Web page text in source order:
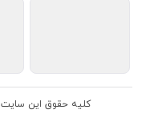
اتحادیه ناشران و کتابفروشان تهران
معتبری از کتاب های حقوقی را به
کلیه حقوق این سایت